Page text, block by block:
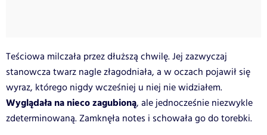
Teściowa milczała przez dłuższą chwilę. Jej zazwyczaj
stanowcza twarz nagle złagodniała, a w oczach pojawił się
wyraz, którego nigdy wcześniej u niej nie widziałem.
Wyglądała na nieco zagubioną, ale jednocześnie niezwykle
zdeterminowaną. Zamknęła notes i schowała go do torebki.